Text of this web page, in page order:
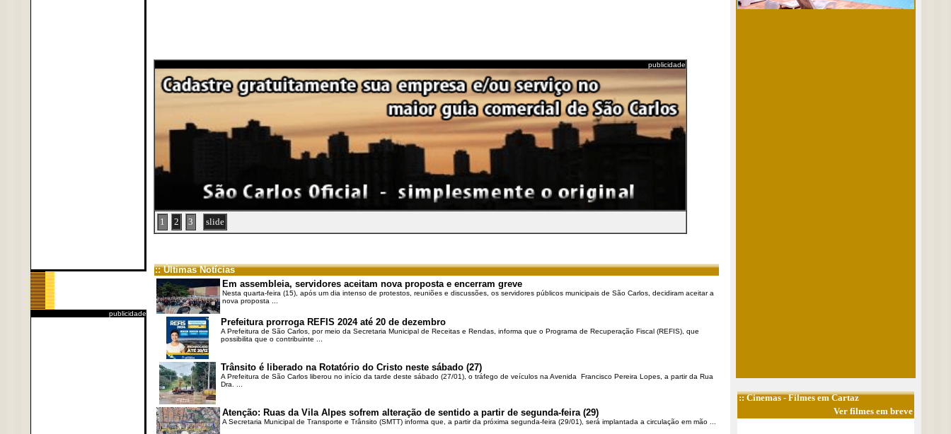
publicidade
publicidade
1 2 3 slide
:: Últimas Notícias
Em assembleia, servidores aceitam nova proposta e encerram greve
Nesta quarta-feira (15), após um dia intenso de protestos, reuniões e discussões, os servidores públicos municipais de São Carlos, decidiram aceitar a
nova proposta ...
Prefeitura prorroga REFIS 2024 até 20 de dezembro
A Prefeitura de São Carlos, por meio da Secretaria Municipal de Receitas e Rendas, informa que o Programa de Recuperação Fiscal (REFIS), que
possibilita que o contribuinte ...
Trânsito é liberado na Rotatório do Cristo neste sábado (27)
A Prefeitura de São Carlos liberou no início da tarde deste sábado (27/01), o tráfego de veículos na Avenida Francisco Pereira Lopes, a partir da Rua
Dra. ...
Atenção: Ruas da Vila Alpes sofrem alteração de sentido a partir de segunda-feira (29)
A Secretaria Municipal de Transporte e Trânsito (SMTT) informa que, a partir da próxima segunda-feira (29/01), será implantada a circulação em mão ...
::Cinemas- Filmes em Cartaz
Ver filmes em breve